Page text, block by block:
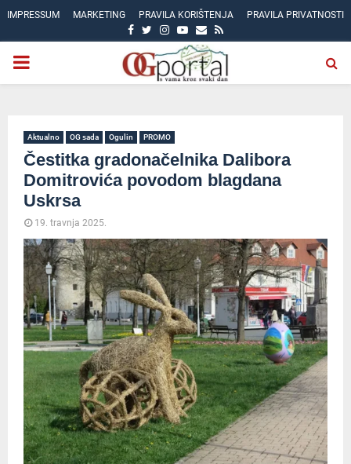
IMPRESSUM MARKETING PRAVILA KORIŠTENJA PRAVILA PRIVATNOSTI
FACEBOOK
TWITTER
INSTAGRAM
YOUTUBE
EMAIL
RSS
PRIMARY
Aktualno OG sada Ogulin PROMO
Čestitka gradonačelnika Dalibora
Domitrovića povodom blagdana
Uskrsa
19. travnja 2025.